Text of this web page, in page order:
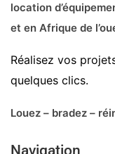
location
et en Afrique de
Réalisez vos
quelques clics.
Louez – bradez –